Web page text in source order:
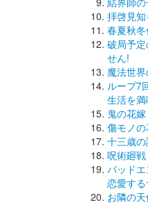
拝啓見
春夏秋
破局予
せん!
魔法世
ループ7
生活を
鬼の花嫁
傷モノ
十三歳の
呪術廻戦
バッド
恋愛す
お隣の